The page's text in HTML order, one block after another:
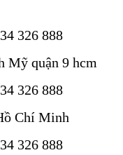
326 888
Mỹ quận 9 hcm
326 888
Chí Minh
326 888